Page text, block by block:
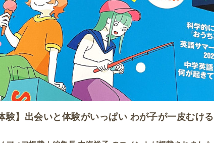
験】出会いと体験がいっぱい わが子が一皮むけ